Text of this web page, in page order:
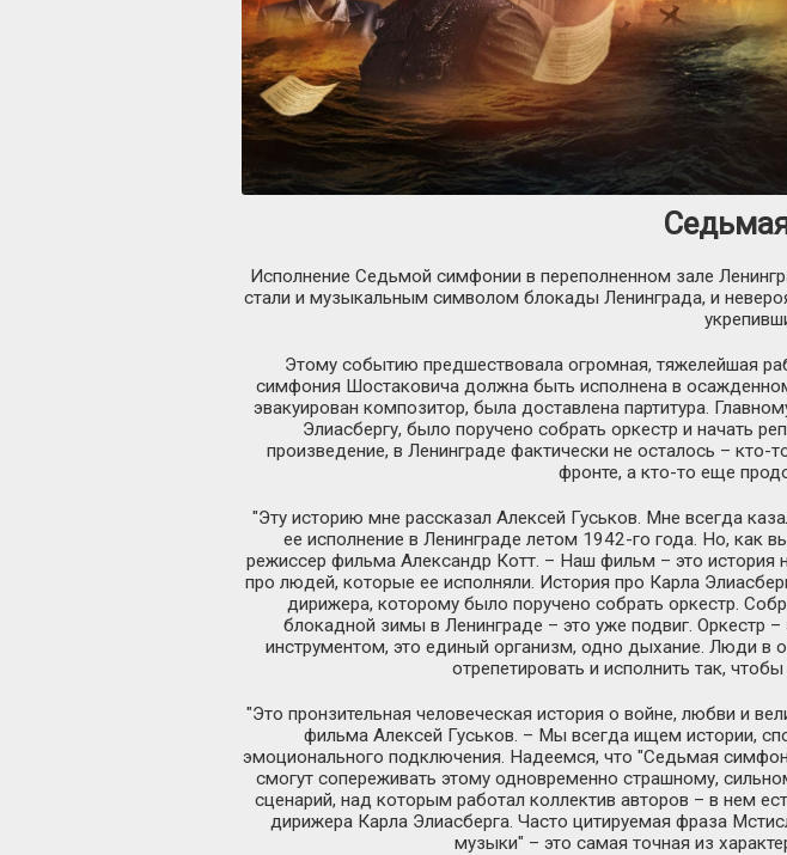
Исполнение Седьмой симфонии в переполненном зале
стали и музыкальным символом блокады Ленинграда, и
Этому событию предшествовала огромная, тяжелейшая
симфония Шостаковича должна быть исполнена в
эвакуирован композитор, была доставлена партитура.
Элиасбергу, было поручено собрать оркестр и начать
произведение, в Ленинграде фактически не осталось – кто-
фронте, а кто-то еще
"Эту историю мне рассказал Алексей Гуськов. Мне всегда
ее исполнение в Ленинграде летом 1942-го года. Но, как
режиссер фильма Александр Котт. – Наш фильм – это
про людей, которые ее исполняли. История про Карла
дирижера, которому было поручено собрать оркестр.
блокадной зимы в Ленинграде – это уже подвиг. Оркестр
инструментом, это единый организм, одно дыхание. Люди в
отрепетировать и исполнить так,
"Это пронзительная человеческая история о войне, любви и
фильма Алексей Гуськов. – Мы всегда ищем истории,
эмоционального подключения. Надеемся, что "Седьмая
смогут сопереживать этому одновременно страшному,
сценарий, над которым работал коллектив авторов – в нем
дирижера Карла Элиасберга. Часто цитируемая фраза
музыки" – это самая точная из